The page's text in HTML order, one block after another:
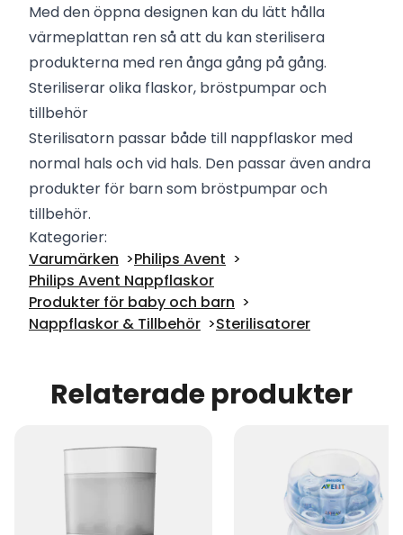
Med den öppna designen kan du lätt hålla
värmeplattan ren så att du kan sterilisera
produkterna med ren ånga gång på gång.
Steriliserar olika flaskor, bröstpumpar och
tillbehör
Sterilisatorn passar både till nappflaskor med
normal hals och vid hals. Den passar även andra
produkter för barn som bröstpumpar och
tillbehör.
Kategorier:
Varumärken
Philips Avent
Philips Avent Nappflaskor
Produkter för baby och barn
Nappflaskor & Tillbehör
Sterilisatorer
Relaterade produkter